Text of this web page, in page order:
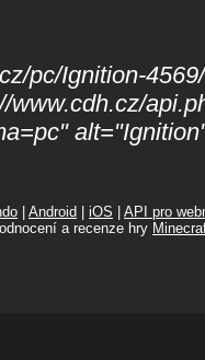
pc/Ignition-
www.cdh.cz/
Android iOS
API pro
a recenze hry